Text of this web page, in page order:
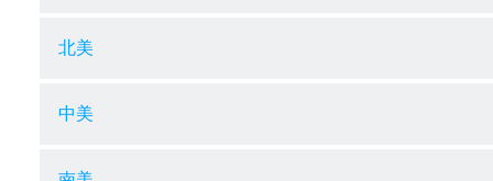
北美
中美